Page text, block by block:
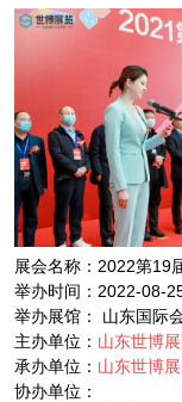
展会名称：2022第19
举办时间：2022-08-
举办展馆： 山东国际
主办单位： 山东世博
承办单位： 山东世博
协办单位：